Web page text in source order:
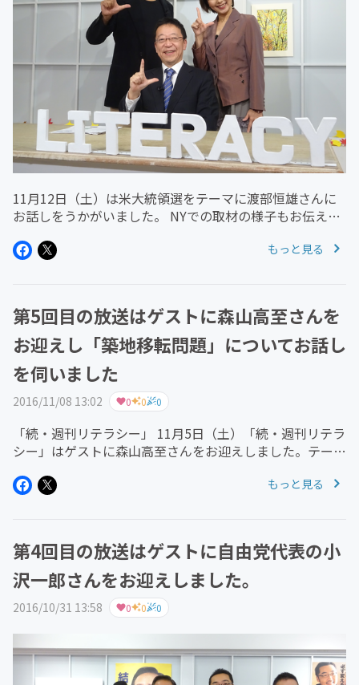
11月12日（土）は米大統領選をテーマに渡部恒雄さんに
お話しをうかがいました。 NYでの取材の様子もお伝えし
特別委で可決について取り上げています。 アーカイブは
もっと見る
第5回目の放送はゲストに森山高至さんを
お迎えし「築地移転問題」についてお話し
を伺いました
2016/11/08 13:02 0 0 0
「続・週刊リテラシー」 11月5日（土）「続・週刊リテラ
シー」はゲストに森山高至さんをお迎えしました。テーマ
ム第2回会議テーマ「豊洲の建物の構造的な安全性につい
もっと見る
第4回目の放送はゲストに自由党代表の小
沢一郎さんをお迎えしました。
2016/10/31 13:58 0 0 0